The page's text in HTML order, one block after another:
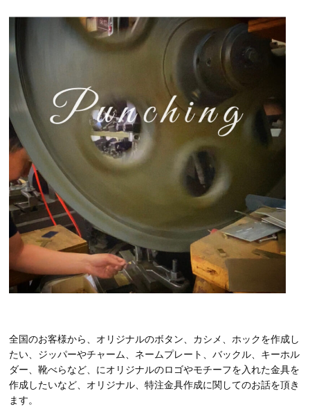
全国のお客様から、オリジナルのボタン、カシメ、ホックを作成し
たい、ジッパーやチャーム、ネームプレート、バックル、キーホル
ダー、靴べらなど、にオリジナルのロゴやモチーフを入れた金具を
作成したいなど、オリジナル、特注金具作成に関してのお話を頂き
ます。